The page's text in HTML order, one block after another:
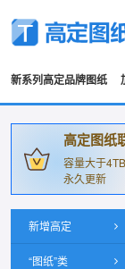
新系列高定品牌图纸
高定图纸
容量大于
永久更新
新增高定
“图纸”类